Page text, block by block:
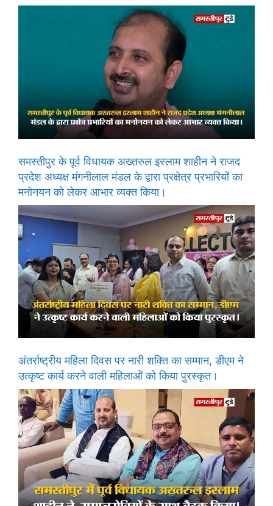
समस्तीपुर के पूर्व विधायक अख्तरुल इस्लाम शाहीन ने राजद
प्रदेश अध्यक्ष मंगनीलाल मंडल के द्वारा प्रक्षेत्र प्रभारियों का
मनोनयन को लेकर आभार व्यक्त किया।
अंतर्राष्ट्रीय महिला दिवस पर नारी शक्ति का सम्मान, डीएम ने
उत्कृष्ट कार्य करने वाली महिलाओं को किया पुरस्कृत।